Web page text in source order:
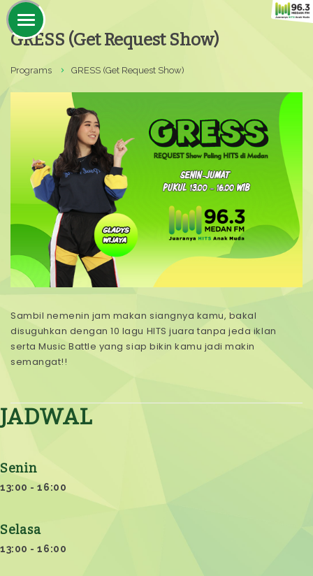
GRESS (Get Request Show)
Programs GRESS (Get Request Show)
Sambil nemenin jam makan siangnya kamu, bakal
disuguhkan dengan 10 lagu HITS juara tanpa jeda iklan
serta Music Battle yang siap bikin kamu jadi makin
semangat!!
JADWAL
Senin
13:00 - 16:00
Selasa
13:00 - 16:00